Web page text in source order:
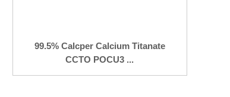
99.5% Calcper Calcium Titanate
CCTO POCU3 ...